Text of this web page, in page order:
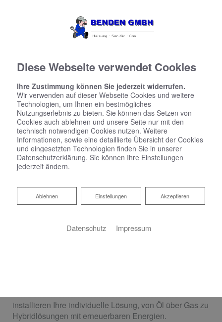
Der Experte für Öl- und
von Benden GmbH beraten Sie umfassend und
installieren Ihre individuelle Lösung, von Öl über Gas zu
Hybridlösungen mit erneuerbaren Energien.
Diese Webseite verwendet Cookies
Ihre Zustimmung können Sie jederzeit widerrufen.
Wir verwenden auf dieser Webseite Cookies und weitere
Technologien, um Ihnen ein bestmögliches
Nutzungserlebnis zu bieten. Sie können das Setzen von
Cookies auch ablehnen und unsere Seite nur mit den
technisch notwendigen Cookies nutzen. Weitere
Informationen, sowie eine detaillierte Übersicht der Cookies
und eingesetzten Technologien finden Sie in unserer
Datenschutzerklärung. Sie können Ihre Einstellungen
jederzeit ändern.
Akzeptieren
Einstellungen
Ablehnen
Ablehnen
Datenschutz Impressum